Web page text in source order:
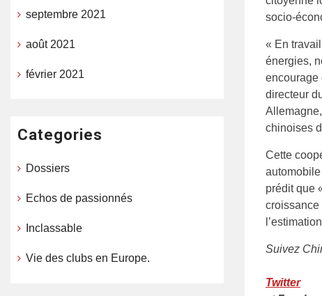
socio-
« En
énergies,
encourage
directeur
chinoises
Cette
prédit que
croissance
Suivez
Twitter
septembre 2021
août 2021
février 2021
Categories
Dossiers
Echos de passionnés
Inclassable
Vie des clubs en Europe.